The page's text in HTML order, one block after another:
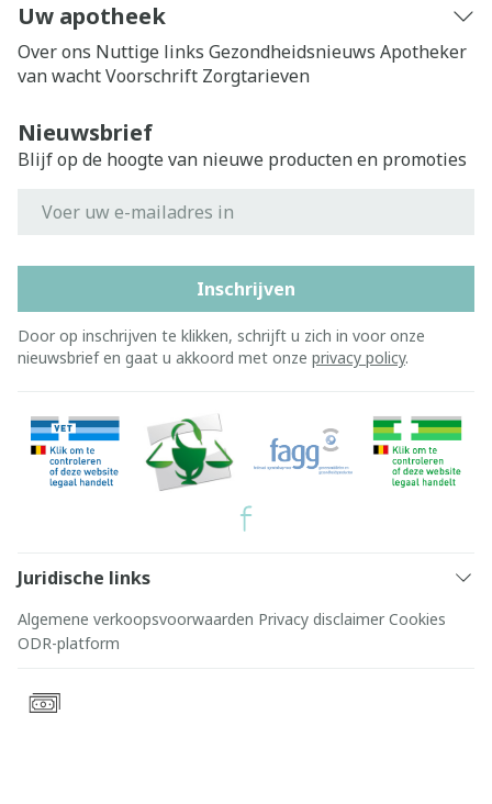
Uw apotheek
Over ons Nuttige links Gezondheidsnieuws Apotheker
van wachtVoorschrift Zorgtarieven
Nieuwsbrief
Blijf op de hoogte van nieuwe producten en promoties
Inschrijven
Door op inschrijven te klikken, schrijft u zich in voor onze
nieuwsbrief en gaat u akkoord met onze privacy policy.
Juridische links
Algemene verkoopsvoorwaarden Privacy disclaimer Cookies
ODR-platform